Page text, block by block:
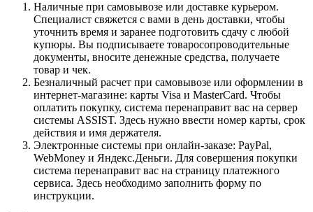
Наличные при самовывозе или доставке курьером.
Специалист свяжется с вами в день доставки, чтобы
уточнить время и заранее подготовить сдачу с любой
купюры. Вы подписываете товаросопроводительные
документы, вносите денежные средства, получаете
товар и чек.
Безналичный расчет при самовывозе или оформлении в
интернет-магазине: карты Visa и MasterCard. Чтобы
оплатить покупку, система перенаправит вас на сервер
системы ASSIST. Здесь нужно ввести номер карты, срок
действия и имя держателя.
Электронные системы при онлайн-заказе: PayPal,
WebMoney и Яндекс.Деньги. Для совершения покупки
система перенаправит вас на страницу платежного
сервиса. Здесь необходимо заполнить форму по
инструкции.